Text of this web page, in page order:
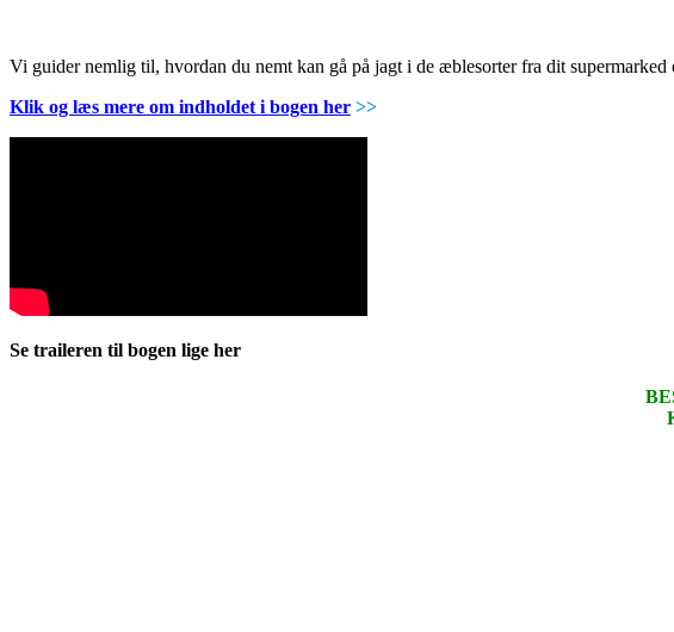
Vi guider nemlig til, hvordan du nemt kan gå på jagt i de æblesorter fra dit
Klik og læs mere om indholdet i bogen her >>
Se traileren til bogen lige her